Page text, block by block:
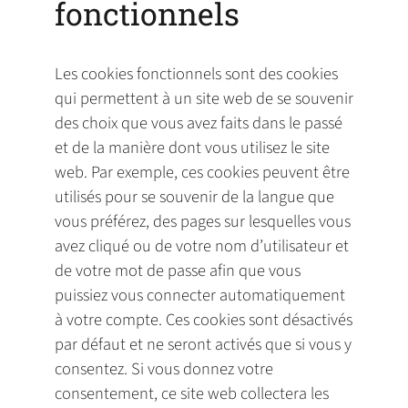
fonctionnels
Les cookies fonctionnels sont des cookies
qui permettent à un site web de se souvenir
des choix que vous avez faits dans le passé
et de la manière dont vous utilisez le site
web. Par exemple, ces cookies peuvent être
utilisés pour se souvenir de la langue que
vous préférez, des pages sur lesquelles vous
avez cliqué ou de votre nom d’utilisateur et
de votre mot de passe afin que vous
puissiez vous connecter automatiquement
à votre compte. Ces cookies sont désactivés
par défaut et ne seront activés que si vous y
consentez. Si vous donnez votre
consentement, ce site web collectera les